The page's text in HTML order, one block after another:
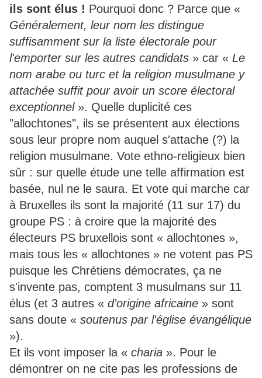
ils sont élus ! Pourquoi donc ? Parce que «
Généralement, leur nom les distingue
suffisamment sur la liste électorale pour
l'emporter sur les autres candidats » car « Le
nom arabe ou turc et la religion musulmane y
attachée suffit pour avoir un score électoral
exceptionnel». Quelle duplicité ces
"allochtones", ils se présentent aux élections
sous leur propre nom auquel s'attache (?) la
religion musulmane. Vote ethno-religieux bien
sûr : sur quelle étude une telle affirmation est
basée, nul ne le saura. Et vote qui marche car
à Bruxelles ils sont la majorité (11 sur 17) du
groupe PS : à croire que la majorité des
électeurs PS bruxellois sont « allochtones »,
mais tous les « allochtones » ne votent pas PS
puisque les Chrétiens démocrates, ça ne
s'invente pas, comptent 3 musulmans sur 11
élus (et 3 autres « d'origine africaine » sont
sans doute « soutenus par l'église évangélique
»).
Et ils vont imposer la « charia ». Pour le
démontrer on ne cite pas les professions de